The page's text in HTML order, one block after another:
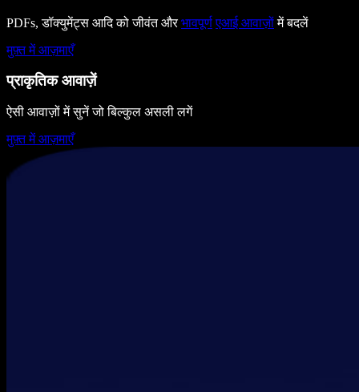
PDFs, डॉक्युमेंट्स आदि को जीवंत औरभावपूर्ण एआई आवाज़ोंमें बदलें
मुफ़्त में आज़माएँ
प्राकृतिक आवाज़ें
ऐसी आवाज़ों में सुनें जो बिल्कुल असली लगें
मुफ़्त में आज़माएँ